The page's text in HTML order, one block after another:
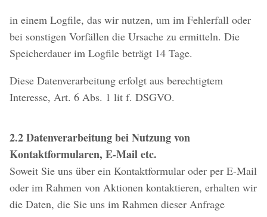
in einem Logfile, das wir nutzen, um im Fehlerfall oder
bei sonstigen Vorfällen die Ursache zu ermitteln. Die
Speicherdauer im Logfile beträgt 14 Tage.
Diese Datenverarbeitung erfolgt aus berechtigtem
Interesse, Art. 6 Abs. 1 lit f. DSGVO.
2.2 Datenverarbeitung bei Nutzung von
Kontaktformularen, E-Mail etc.
Soweit Sie uns über ein Kontaktformular oder per E-Mail
oder im Rahmen von Aktionen kontaktieren, erhalten wir
die Daten, die Sie uns im Rahmen dieser Anfrage